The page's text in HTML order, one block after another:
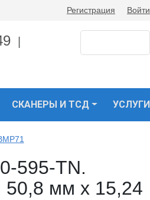
Регистрация Войти
СКАНЕРЫ И ТСД УСЛУГИ
595-TN.
50,8 мм x 15,24